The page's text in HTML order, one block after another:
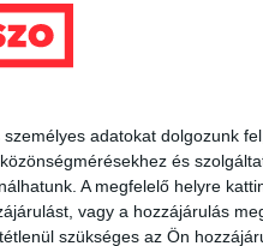
adatokat dolgozunk
és
A megfelelő helyre
vagy a hozzájárulás
szükséges az Ön